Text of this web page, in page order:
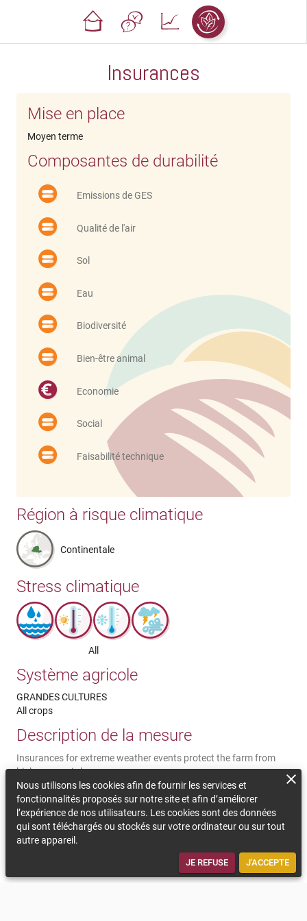
Insurances
Mise en place
Moyen terme
Composantes de durabilité
Emissions de GES
Qualité de l'air
Sol
Eau
Biodiversité
Bien-être animal
Economie
Social
Faisabilité technique
Région à risque climatique
Continentale
Stress climatique
All
Système agricole
GRANDES CULTURES
All crops
Description de la mesure
Insurances for extreme weather events protect the farm from
high economic loss
Commentaires sur la durabilité
Especially in risk regions, insurances against extreme weather
events protect the farm from high economic loss so yield losses
will not lead to a threat of livelihood. Agreements with the
purchasers about yield losses are important.
Nous utilisons les cookies afin de fournir les services et
fonctionnalités proposés sur notre site et afin d’améliorer
l’expérience de nos utilisateurs. Les cookies sont des données
qui sont téléchargés ou stockés sur votre ordinateur ou sur tout
autre appareil.
JE REFUSE J'ACCEPTE